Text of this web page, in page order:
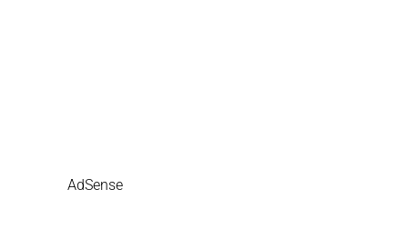
AdSense